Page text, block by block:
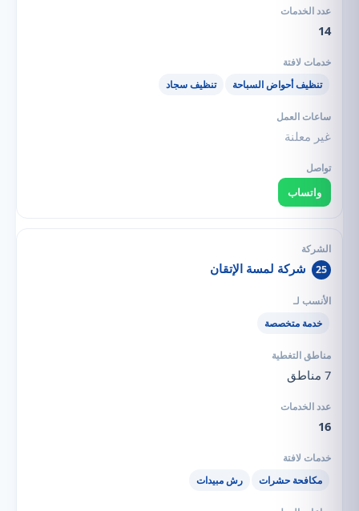
14
تنظيف أحواض السباحة تنظيف سجاد
غير معلنة
واتساب
25 شركة لمسة الإتقان
خدمة متخصصة
7 مناطق
16
مكافحة حشرات رش مبيدات